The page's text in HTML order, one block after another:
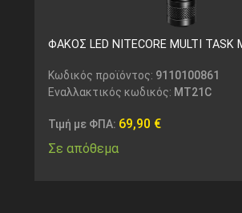
ΦΑΚΟΣ LED NITECORE MULTI TASK
Κωδικός προϊόντος: 9110100861
Εναλλακτικός κωδικός: MT21C
Τιμή με ΦΠΑ: 69,90 €
Σε απόθεμα